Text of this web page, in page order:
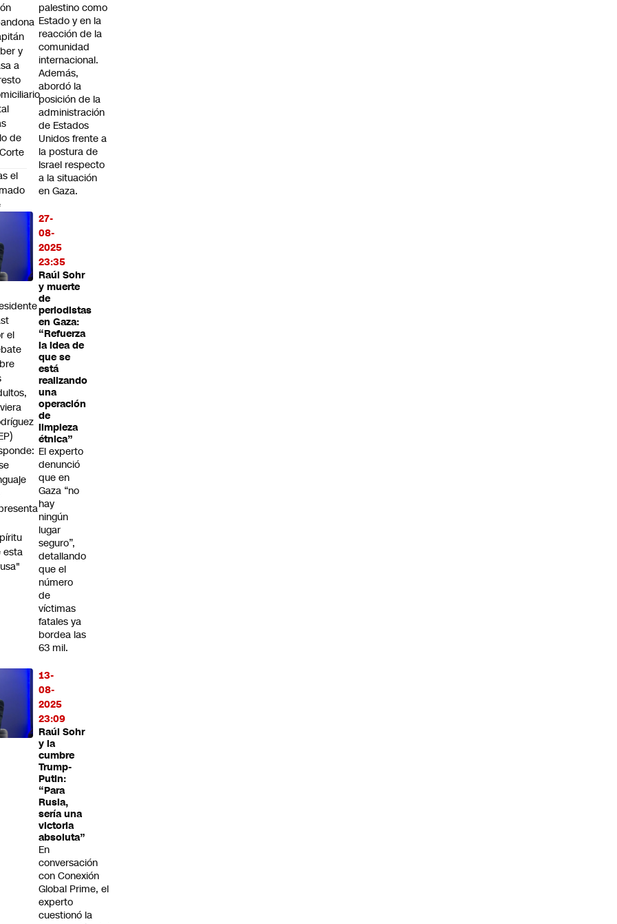
palestino como
Estado y en la
reacción de la
comunidad
internacional.
Además,
abordó la
posición de la
administración
de Estados
Unidos frente a
la postura de
Israel respecto
a la situación
en Gaza.
27-
08-
2025
23:35
Raúl Sohr
y muerte
de
periodistas
en Gaza:
“Refuerza
la idea de
que se
está
realizando
una
operación
de
limpieza
étnica”
El experto
denunció
que en
Gaza “no
hay
ningún
lugar
seguro”,
detallando
que el
número
de
víctimas
fatales ya
bordea las
63 mil.
13-
08-
2025
23:09
Raúl Sohr
y la
cumbre
Trump-
Putin:
“Para
Rusia,
sería una
victoria
absoluta”
En
conversación
con Conexión
Global Prime, el
experto
cuestionó la
y
a
de
el
a
el
esta